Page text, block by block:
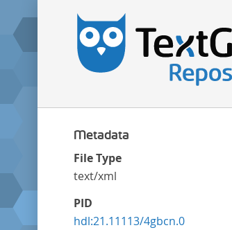
Metadata
File Type
text/xml
PID
hdl:21.11113/4gbcn.0